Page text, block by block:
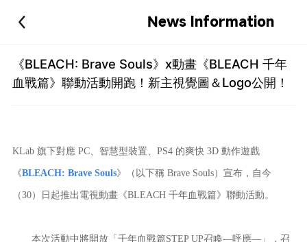
News Information
《BLEACH: Brave Souls》x動畫《BLEACH 千年
血戰篇》聯動活動開跑！新主視覺圖＆Logo公開！
KLab 旗下對應 PC、智慧型裝置、PS4 的爽快 3D 動作遊戲
《BLEACH: Brave Souls》（以下稱 Brave Souls）宣布，自今
（30）日起推出電視動畫《BLEACH 千年血戰篇》聯動活動。
本次活動中將開放「千年血戰篇STEP UP召喚―呼應―」，召